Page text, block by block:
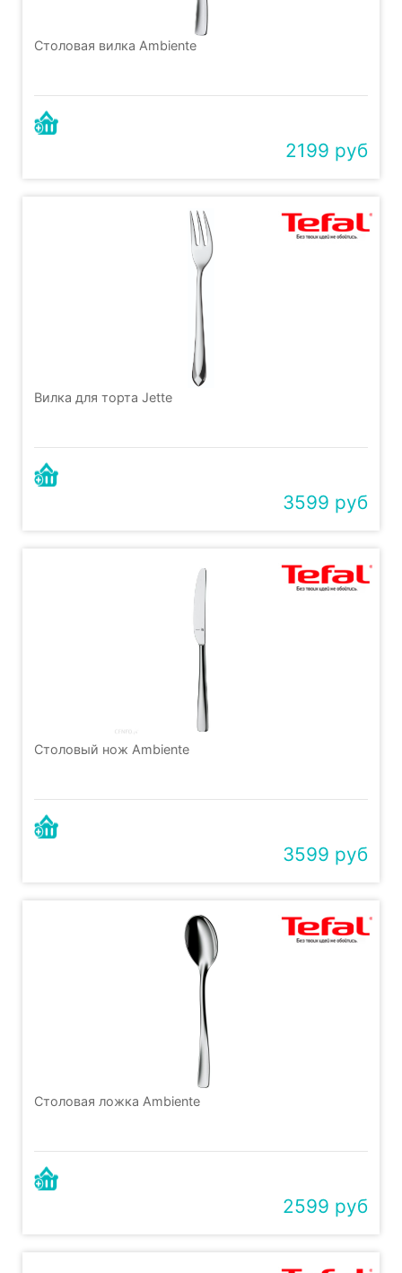
Столовая вилка Ambiente
2199 руб
Вилка для торта Jette
3599 руб
Столовый нож Ambiente
3599 руб
Столовая ложка Ambiente
2599 руб